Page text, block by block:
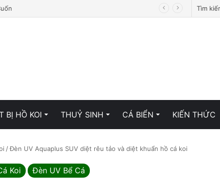
BỊ HỒ KOI THUỶ SINH CÁ BIỂN KIẾN THỨC
/Đèn UV Aquaplus SUV diệt rêu tảo và diệt khuẩn hồ cá koi
Koi Đèn UV Bể Cá